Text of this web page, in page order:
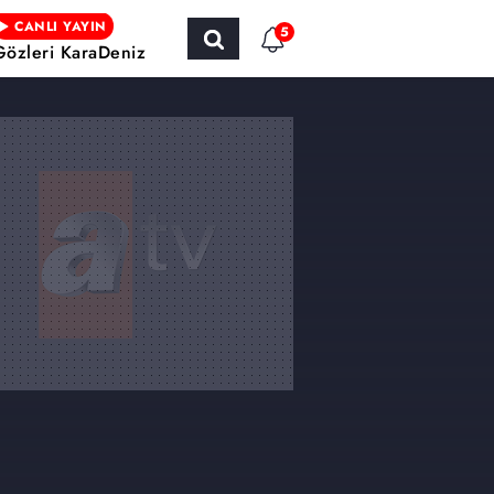
CANLI YAYIN
KaraDeniz
5